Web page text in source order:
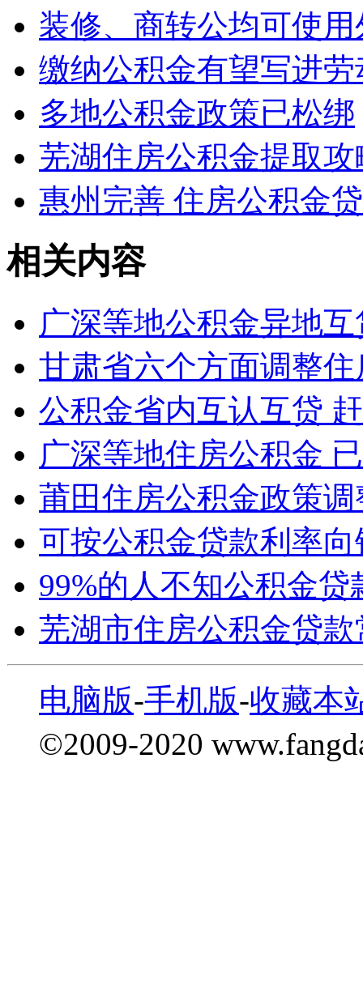
装修、商转公均可使
缴纳公积金有望写进
多地公积金政策已松绑
芜湖住房公积金提取
惠州完善 住房公积金
相关内容
广深等地公积金异地
甘肃省六个方面调整
公积金省内互认互贷
广深等地住房公积金
莆田住房公积金政策
可按公积金贷款利率
99%的人不知公积金
芜湖市住房公积金贷
电脑版-手机版-收藏本
©2009-2020